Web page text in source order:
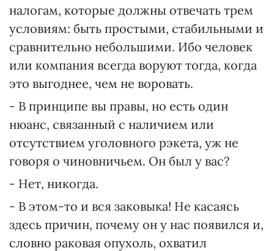
налогам, которые должны отвечать трем
условиям: быть простыми, стабильными и
сравнительно небольшими. Ибо человек
или компания всегда воруют тогда, когда
это выгоднее, чем не воровать.
- В принципе вы правы, но есть один
нюанс, связанный с наличием или
отсутствием уголовного рэкета, уж не
говоря о чиновничьем. Он был у вас?
- Нет, никогда.
- В этом-то и вся заковыка! Не касаясь
здесь причин, почему он у нас появился и,
словно раковая опухоль, охватил